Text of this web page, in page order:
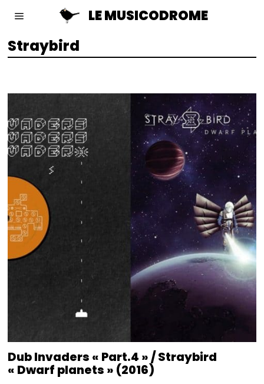
LE MUSICODROME
Straybird
Dub Invaders « Part.4 » / Straybird
« Dwarf planets » (2016)